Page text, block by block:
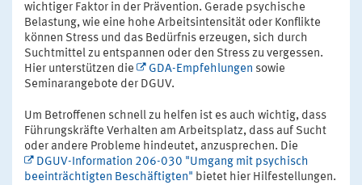
wichtiger Faktor in der Prävention. Gerade psychische
Belastung, wie eine hohe Arbeitsintensität oder Konflikte
können Stress und das Bedürfnis erzeugen, sich durch
Suchtmittel zu entspannen oder den Stress zu vergessen.
Hier unterstützen die
GDA-Empfehlungen sowie
Seminarangebote der DGUV.
Um Betroffenen schnell zu helfen ist es auch wichtig, dass
Führungskräfte Verhalten am Arbeitsplatz, dass auf Sucht
oder andere Probleme hindeutet, anzusprechen. Die
DGUV-Information 206-030 "Umgang mit psychisch
beeinträchtigten Beschäftigten" bietet hier Hilfestellungen.